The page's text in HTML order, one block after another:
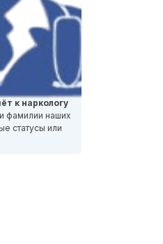
к наркологу
фамилии наших
статусы или